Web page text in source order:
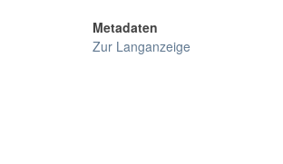
Metadaten
Zur Langanzeige